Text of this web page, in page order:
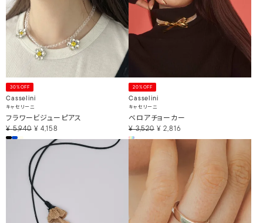
30%OFF
Casselini
キャセリーニ
フラワービジューピアス
¥ 5,940 ¥ 4,158
20%OFF
Casselini
キャセリーニ
ベロアチョーカー
¥ 3,520 ¥ 2,816